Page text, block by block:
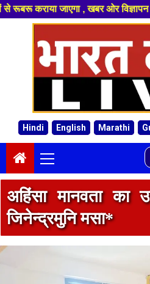
के लिए संपर्क करे
Hindi English Marathi
Menu
अहिंसा मानवता का
जिनेन्द्रमुनि मसा*